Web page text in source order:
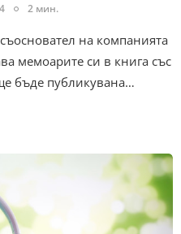
2 мин.
на компанията
мемоарите си в книга със
бъде публикувана…